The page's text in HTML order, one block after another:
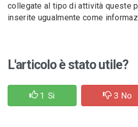
collegate al tipo di attività queste
inserite ugualmente come
L'articolo è stato utile?
1 Si 3 No